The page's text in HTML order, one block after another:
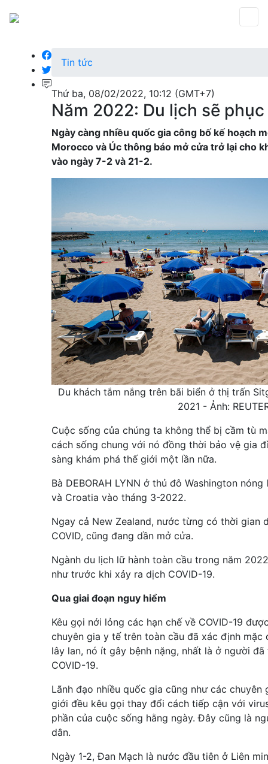
Tin tức
Thứ ba, 08/02/2022, 10:12 (GMT+7)
Năm 2022: Du lịch sẽ
Ngày càng nhiều quốc gia công bố kế hoạch
Morocco và Úc thông báo mở cửa trở lại cho
vào ngày 7-2 và 21-2.
Du khách tắm nắng trên bãi biển ở thị trấn
2021 - Ảnh:
Cuộc sống của chúng ta không thể bị cầm tù
cách sống chung với nó đồng thời bảo vệ gia
sàng khám phá thế giới một lần nữa.
Bà DEBORAH LYNN ở thủ đô Washington
và Croatia vào tháng 3-2022.
Ngay cả New Zealand, nước từng có thời gian
COVID, cũng đang dần mở cửa.
Ngành du lịch lữ hành toàn cầu trong năm
như trước khi xảy ra dịch COVID-19.
Qua giai đoạn nguy hiểm
Kêu gọi nới lỏng các hạn chế về COVID-19
chuyên gia y tế trên toàn cầu đã xác định mặc
lây lan, nó ít gây bệnh nặng, nhất là ở người
COVID-19.
Lãnh đạo nhiều quốc gia cũng như các
giới đều kêu gọi thay đổi cách tiếp cận với
phần của cuộc sống hằng ngày. Đây cũng là
dân.
Ngày 1-2, Đan Mạch là nước đầu tiên ở Liên